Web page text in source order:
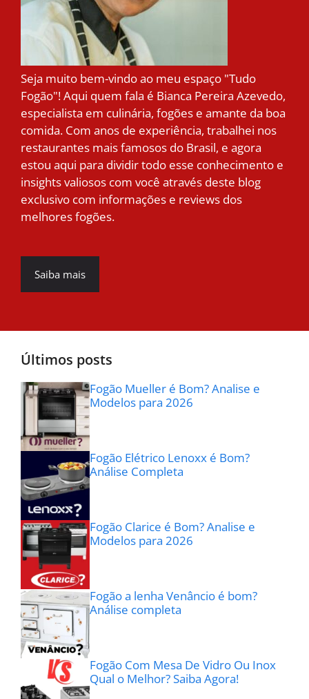
Seja muito bem-vindo ao meu espaço "Tudo
Fogão"! Aqui quem fala é Bianca Pereira Azevedo,
especialista em culinária, fogões e amante da boa
comida. Com anos de experiência, trabalhei nos
restaurantes mais famosos do Brasil, e agora
estou aqui para dividir todo esse conhecimento e
insights valiosos com você através deste blog
exclusivo com informações e reviews dos
melhores fogões.
Saiba mais
Últimos posts
Fogão Mueller é Bom? Analise e
Modelos para 2026
Fogão Elétrico Lenoxx é Bom?
Análise Completa
Fogão Clarice é Bom? Analise e
Modelos para 2026
Fogão a lenha Venâncio é bom?
Análise completa
Fogão Com Mesa De Vidro Ou Inox
Qual o Melhor? Saiba Agora!